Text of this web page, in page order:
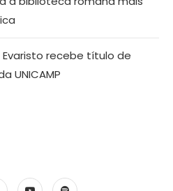
recebe título de
UNICAMP